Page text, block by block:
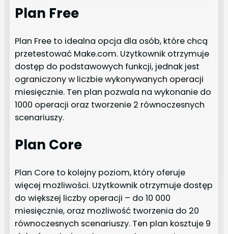
Plan Free
Plan Free to idealna opcja dla osób, które chcą
przetestować Make.com. Użytkownik otrzymuje
dostęp do podstawowych funkcji, jednak jest
ograniczony w liczbie wykonywanych operacji
miesięcznie. Ten plan pozwala na wykonanie do
1000 operacji oraz tworzenie 2 równoczesnych
scenariuszy.
Plan Core
Plan Core to kolejny poziom, który oferuje
więcej możliwości. Użytkownik otrzymuje dostęp
do większej liczby operacji – do 10 000
miesięcznie, oraz możliwość tworzenia do 20
równoczesnych scenariuszy. Ten plan kosztuje 9